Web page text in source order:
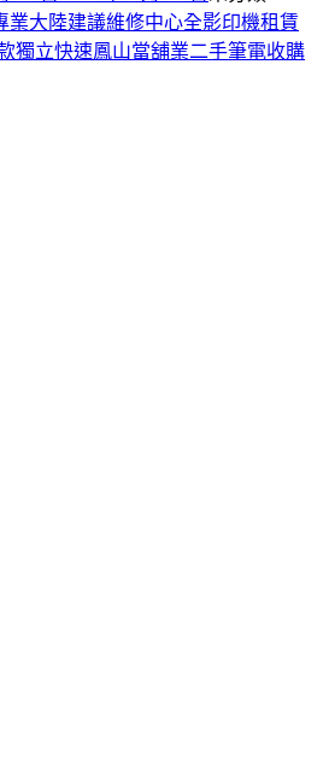
業大陸建議維修中心全影印機租賃
獨立快速鳳山當舖業二手筆電收購